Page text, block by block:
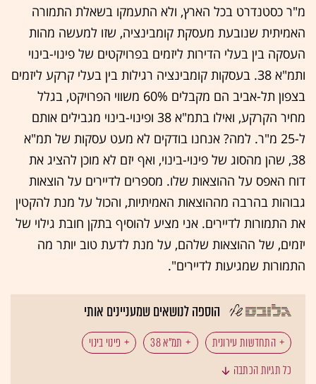
מ"ר כסטנדרט בכל הארץ, ולא התעמקו בשאלת התמורה
האמיתית שנובעת מעסקת קומבינציה, שזו למעשה מהות
העסקה בין בעלי הדירות ליזמים בפרויקטים של פינוי-בינוי
ותמ"א 38. בעסקות קומבינציה רגילות בין בעלי קרקע ליזמים
בצפון תל-אביב הם מקבלים 60% משווי הפרויקט, בגלל
מחיר הקרקע, ואילו בתמ"א 38 ופינוי-בינוי מגבילים אותם
ל-25 מ"ר. למה? אנחנו בודקים לא מעט עסקות של תמ"א
38, שהן מהסוג של פינוי-בינוי, ואף יזם לא מוכן להציג את
דוח האפס על ההוצאות שלו. מספרים לדיירים על הוצאות
גבוהות בהרבה מההוצאות האמיתיות, והכול על מנת להקטין
את התמורות לדיירים. אני מציע להוסיף בתקן חובת גילוי של
יזמים, של ההוצאות שלהם, על מנת לדעת טוב יותר מה
התמורות שמגיעות לדיירים".
הוספה לנושאים שמעניינים אותי
התחדשות עירונית תמ"א 38 פינוי בינוי
שמאות מקרקעין
כל תגיות הכתבה